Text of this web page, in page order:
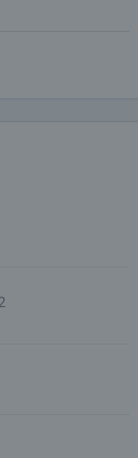
до него.
което се
2